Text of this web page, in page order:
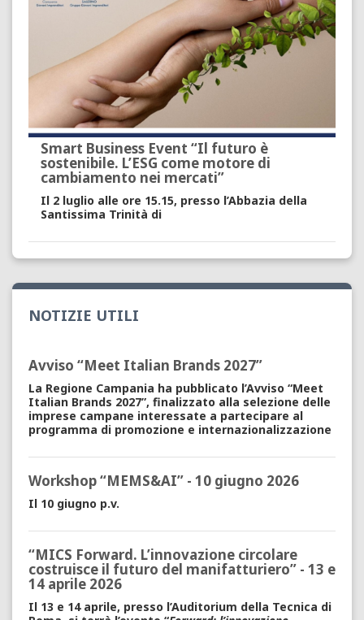
Smart Business Event “Il futuro è
sostenibile. L’ESG come motore di
cambiamento nei mercati”
Il 2 luglio alle ore 15.15, presso l’Abbazia della
Santissima Trinità di
NOTIZIE UTILI
Avviso “Meet Italian Brands 2027”
La Regione Campania ha pubblicato l’Avviso “Meet
Italian Brands 2027”, finalizzato alla selezione delle
imprese campane interessate a partecipare al
programma di promozione e internazionalizzazione
Workshop “MEMS&AI” - 10 giugno 2026
Il 10 giugno p.v.
“MICS Forward. L’innovazione circolare
costruisce il futuro del manifatturiero” - 13 e
14 aprile 2026
Il 13 e 14 aprile, presso l’Auditorium della Tecnica di